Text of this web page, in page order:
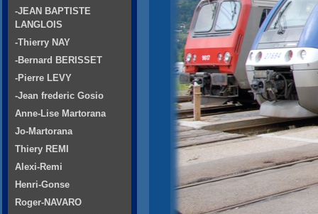
-JEAN BAPTISTE
LANGLOIS
-Thierry NAY
-Bernard BERISSET
-Pierre LEVY
-Jean frederic Gosio
Anne-Lise Martorana
Jo-Martorana
Thiery REMI
Alexi-Remi
Henri-Gonse
Roger-NAVARO